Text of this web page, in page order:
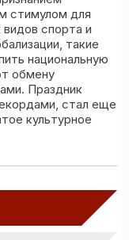
стимулом для
спорта и
такие
национальную
обмену
Праздник
стал еще
культурное